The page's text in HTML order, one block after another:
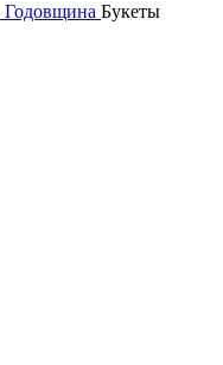
Годовщина Букеты